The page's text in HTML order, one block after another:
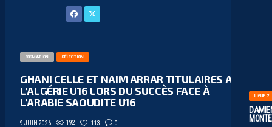
LIGUE 2
FORMATION SÉLECTION
GHANI CELLE ET NAIM ARRAR TITULAIRES AVEC
L’ALGÉRIE U16 LORS DU SUCCÈS FACE À
L’ARABIE SAOUDITE U16
9 JUIN 2026 192 113 0